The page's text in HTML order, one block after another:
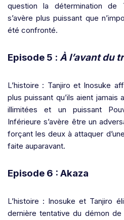
question la détermination de
s’avère plus puissant que
été confronté.
Episode 5 : À l’avant du
L’histoire : Tanjiro et Inosuke
plus puissant qu’ils aient
illimitées et un puissant
Inférieure s’avère être un
forçant les deux à attaquer
faite auparavant.
Episode 6 : Akaza
L’histoire : Inosuke et Tanjiro
dernière tentative du démon